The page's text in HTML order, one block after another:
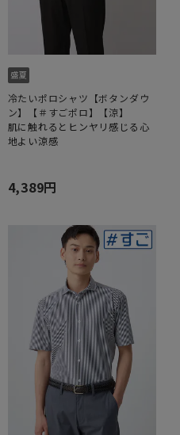
冷たいポロシャツ【ボタンダウ
ン】【＃すごポロ】【涼】
肌に触れるとヒンヤリ感じる心
地よい涼感
4,389円